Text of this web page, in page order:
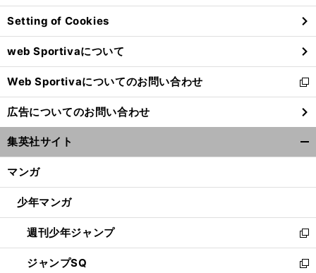
ン
ド
ウ
で
開
く
Setting of Cookies
web Sportivaについて
Web Sportivaについてのお問い合わせ
新
し
い
ウ
ィ
ン
ウ
開
く
広告についてのお問い合わせ
集英社サイト
マンガ
少年マンガ
週刊少年ジャンプ
新
し
い
ジャンプSQ
新